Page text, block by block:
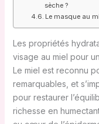
sèche ?
Le masque au
Les propriétés
visage au miel pour
Le miel est reconnu
remarquables, et
pour restaurer
richesse en